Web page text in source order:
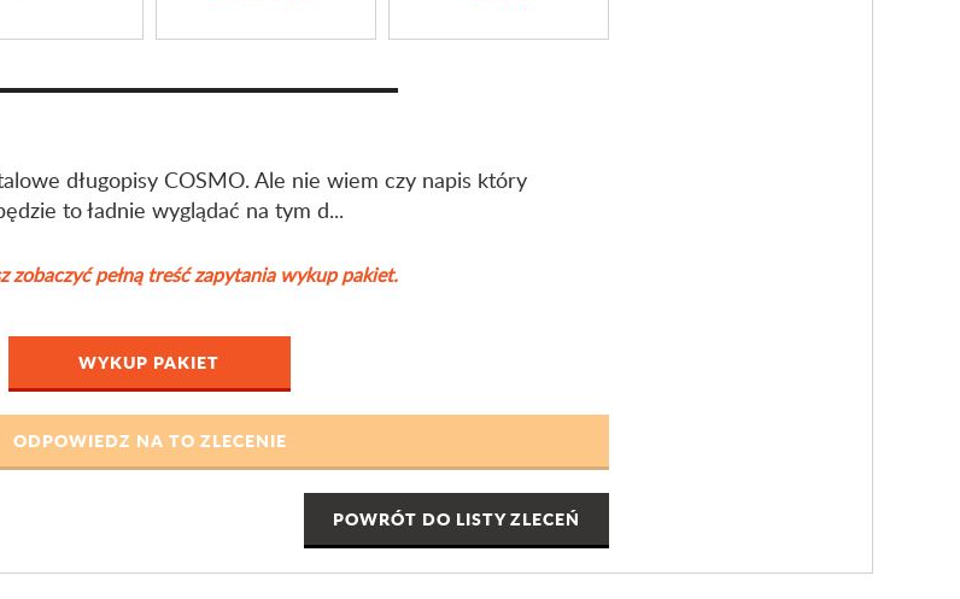
długopisy COSMO. Ale nie wiem czy napis który
to ładnie wyglądać na tym d...
zobaczyć pełną treść zapytania wykup pakiet.
WYKUP PAKIET
POWRÓT DO LISTY ZLECEŃ